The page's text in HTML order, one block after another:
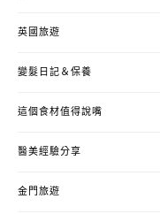
英國旅遊
變髮日記＆保養
這個食材值得說嘴
醫美經驗分享
金門旅遊